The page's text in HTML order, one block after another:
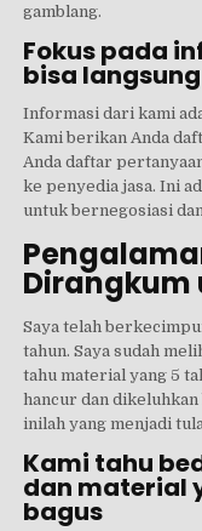
gamblang.
Fokus pada
bisa
Informasi dari kami
Kami berikan Anda
Anda daftar
ke penyedia jasa. Ini
untuk bernegosiasi
Dirangkum
Saya telah
tahun. Saya sudah
tahu material yang 5
hancur dan dikeluhkan
inilah yang menjadi
Kami tahu
dan material
bagus